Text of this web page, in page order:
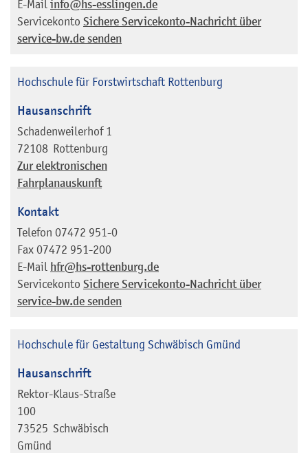
E-Mail info@hs-esslingen.de
Servicekonto Sichere Servicekonto-Nachricht über
service-bw.de senden
Hochschule für Forstwirtschaft Rottenburg
Hausanschrift
Schadenweilerhof 1
72108 Rottenburg
Zur elektronischen
Fahrplanauskunft
Kontakt
Telefon 07472 951-0
Fax 07472 951-200
E-Mail hfr@hs-rottenburg.de
Servicekonto Sichere Servicekonto-Nachricht über
service-bw.de senden
Hochschule für Gestaltung Schwäbisch Gmünd
Hausanschrift
Rektor-Klaus-Straße
100
73525 Schwäbisch
Gmünd